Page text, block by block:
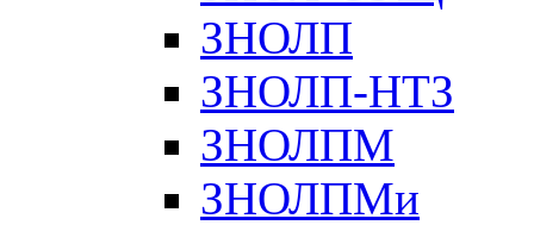
ЗНОЛП
ЗНОЛП-НТЗ
ЗНОЛПМ
ЗНОЛПМи